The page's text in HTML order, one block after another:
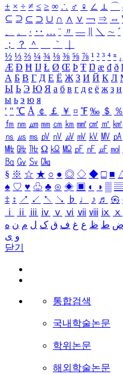
± × ÷ ≠ ≤ ≥ ∞ ∴ ♂ ♀ ∠ ⊥ ⌒
⊆ ⊇ ⊂ ⊃ ∪ ∩ ∧ ∨ ￢ ⇒ ⇔
、
。 · ‥ … ¨ 〃 ― ＼ ∼ ´
；
？ ＾ ｀
½ ⅓ ⅔ ¼ ¾ ⅛ ⅜ ⅝ ⅞ ¹ ² ³ ⁴ ⁿ ₁
Æ Ð Ħ Ĳ Ł Ø Œ Þ Ŧ Ŋ æ đ ð
А Б В Г Д Е Ё Ж З И Й К Л
Ы Ь Э Ю Я а б в г д е ё ж з и
ы ь э ю я
′ ″ ℃ Å ￠ ￡ ￥ ¤ ℉ ‰ ＄ ％
㎙ ㎚ ㎛ ㎜ ㎝ ㎞ ㎟ ㎠ ㎡ ㎢
㎱ ㎲ ㎳ ㎴ ㎵ ㎶ ㎷ ㎸ ㎹ ㎀
㎒ ㎓ ㎔ Ω ㏀ ㏁ ㎊ ㎋ ㎌ ㏖
㏃ ㏉ ㏜ ㏆
§ ※ ☆ ★ ○ ● ◎ ◇ ◆ □ ■
♠ ♡ ♥ ♧ ♣ ⊙ ◈ ▣ ◐ ◑ ▒ ▤
‡ ↕ ↗ ↙ ↖ ↘ ♭ ♩ ♪ ♬ ㉿
ⅰ
ⅱ ⅲ ⅳ ⅴ ⅵ ⅶ ⅷ ⅸ ⅹ
ض ط ظ ع غ ف ق ک ل م ن ه
و ی
닫기
통합검색
국내학술논문
학위논문
해외학술논문